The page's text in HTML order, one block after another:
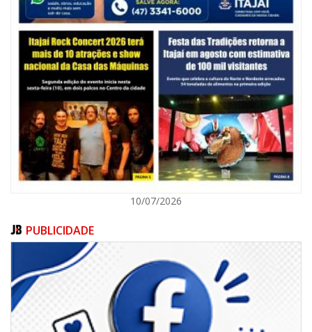
06/08/2026 | 07:00
Secretaria de Cultura retoma oficinas culturais com diversas
modalidades para a comunidade
BALNEÁRIO CAMBORIÚ
10/07/2026
PUBLICIDADE